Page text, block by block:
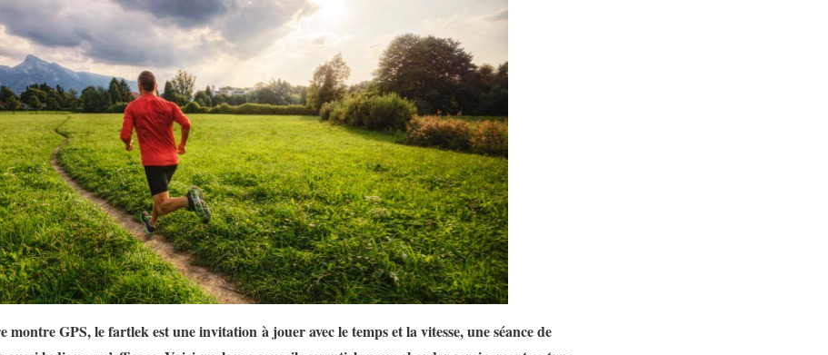
montre GPS, le fartlek est une invitation à jouer avec le temps et la vitesse, une séance de